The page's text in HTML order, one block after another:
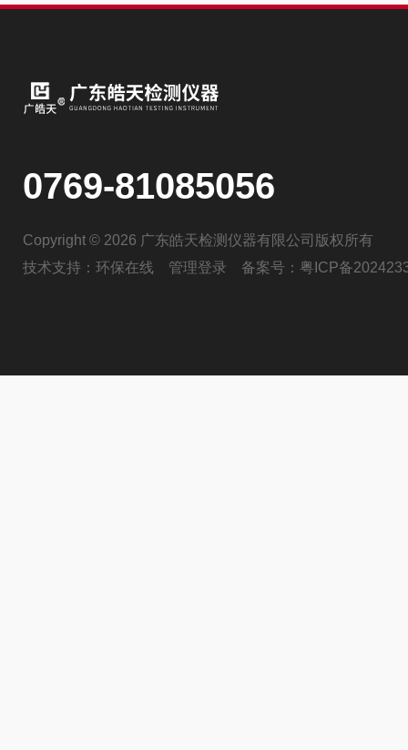
0769-81085056
Copyright © 2026 广东皓天检测仪器有限公司版权所有
技术支持： 环保在线 管理登录 备案号： 粤ICP备